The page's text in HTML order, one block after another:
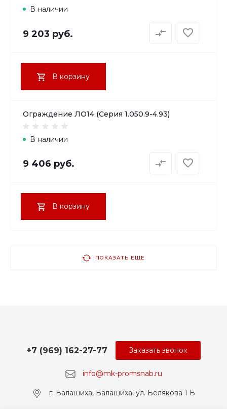
В наличии
9 203 руб.
В корзину
Ограждение ЛО14 (Серия 1.050.9-4.93)
В наличии
9 406 руб.
В корзину
ПОКАЗАТЬ ЕЩЕ
info@mk-promsnab.ru
+7 (969) 162-27-77
г. Балашиха, Балашиха, ул. Белякова 1 Б
Заказать звонок